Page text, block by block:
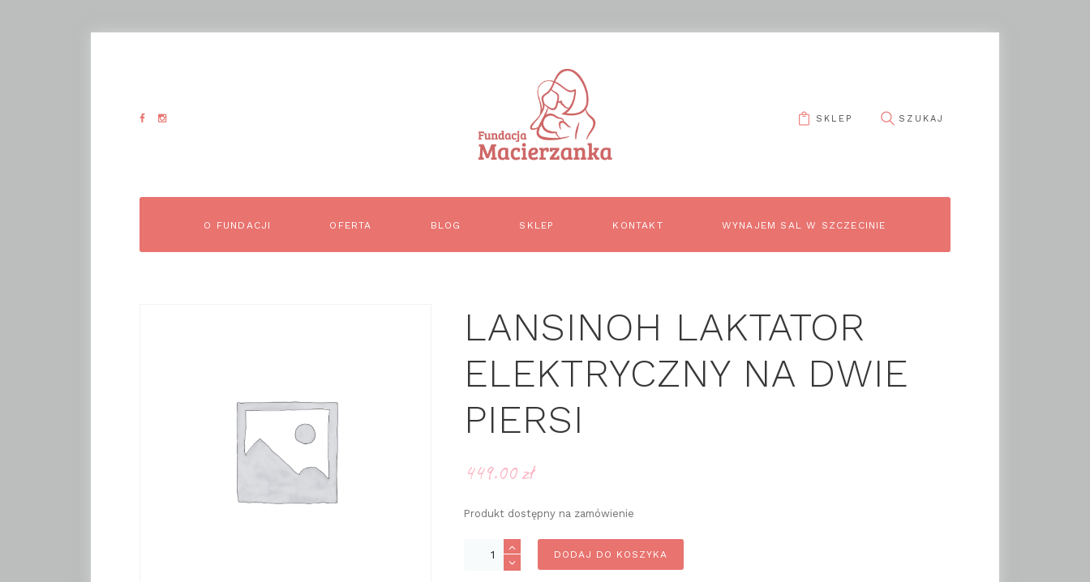
SKLEP
O FUNDACJI OFERTA BLOG SKLEP KONTAKT WYNAJEM SAL W SZCZECINIE
LANSINOH LAKTATOR
ELEKTRYCZNY NA DWIE
PIERSI
449.00zł
Produkt dostępny na zamówienie
LANSINOH
DODAJ DO KOSZYKA